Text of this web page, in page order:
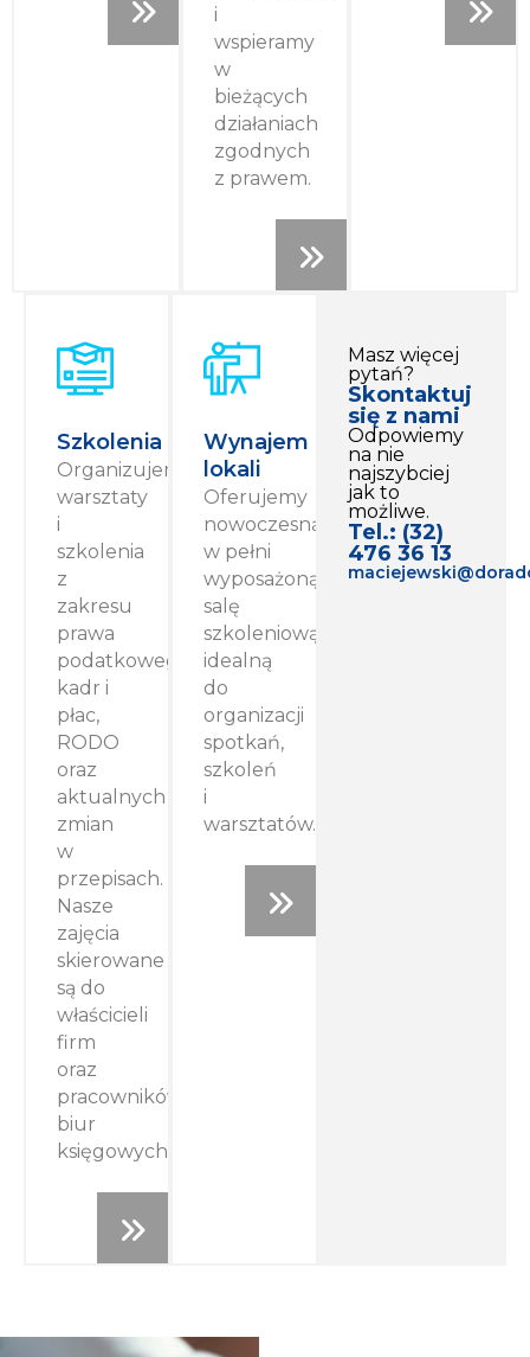
i
wspieramy
w
bieżących
działaniach
zgodnych
z prawem.
Szkolenia
Organizujemy
warsztaty
i
szkolenia
z
zakresu
prawa
podatkowego,
kadr i
płac,
RODO
oraz
aktualnych
zmian
w
przepisach.
Nasze
zajęcia
skierowane
są do
właścicieli
firm
oraz
pracowników
biur
księgowych.
Wynajem
lokali
Oferujemy
nowoczesną,
w pełni
wyposażoną
salę
szkoleniową
idealną
do
organizacji
spotkań,
szkoleń
i
warsztatów.
Masz więcej
pytań?
Skontaktuj
się z nami
Odpowiemy
na nie
najszybciej
jak to
możliwe.
Tel.: (32)
476 36 13